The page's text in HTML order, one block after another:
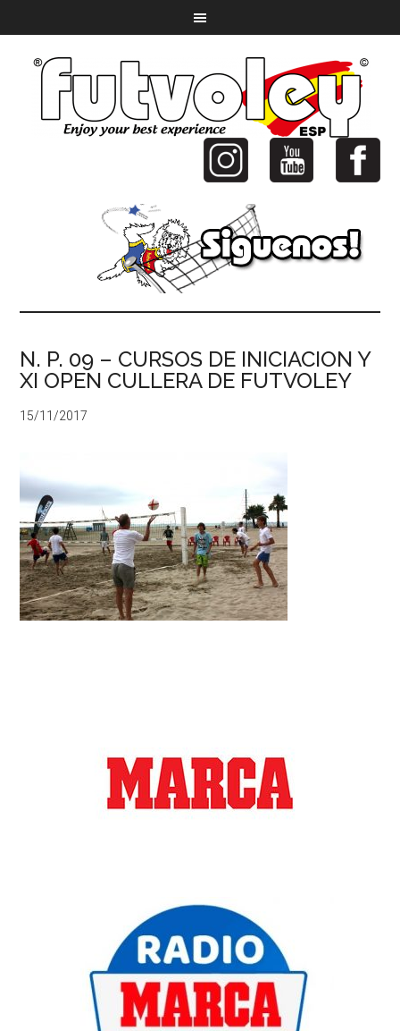
N. P. 09 – CURSOS DE INICIACION Y
XI OPEN CULLERA DE FUTVOLEY
15/11/2017